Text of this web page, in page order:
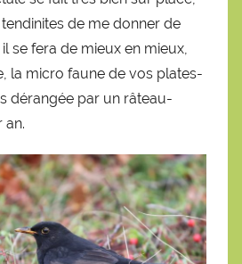
de me donner de
se fera de mieux en mieux,
la micro faune de vos plates-
dérangée par un râteau-
an.